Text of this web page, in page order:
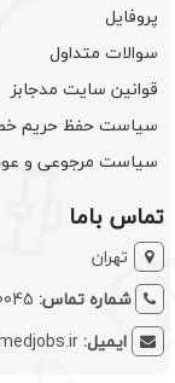
پروفایل
سوالات متداول
قوانین سایت مدجابز
سیاست حفظ حریم
سیاست مرجوعی و
تماس باما
تهران
شماره تماس:
ایمیل: